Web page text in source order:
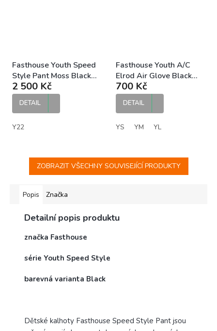
Fasthouse Youth Speed
Style Pant Moss Black
dětské MX kalhoty
2 500 Kč
DETAIL
Y22
Fasthouse Youth A/C
Elrod Air Glove Black
dětské MX rukavice
700 Kč
DETAIL
YS YM YL
ZOBRAZIT VŠECHNY SOUVISEJÍCÍ PRODUKTY
Popis Značka
Detailní popis produktu
značka Fasthouse
série Youth Speed Style
barevná varianta Black
Dětské kalhoty Fasthouse Speed Style Pant jsou